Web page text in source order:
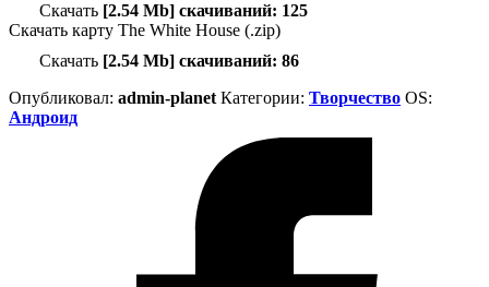
Скачать [2.54 Mb] скачиваний: 125
Скачать карту The White House (.zip)
Скачать [2.54 Mb] скачиваний: 86
Опубликовал: admin-planet Категории: Творчество ОS:
Андроид